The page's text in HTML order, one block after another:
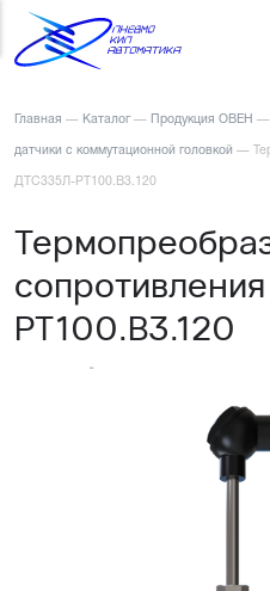
Главная — Каталог — Продукция ОВЕН —
датчики с коммутационной головкой —
ДТС335Л-РТ100.В3.120
РТ100.В3.120